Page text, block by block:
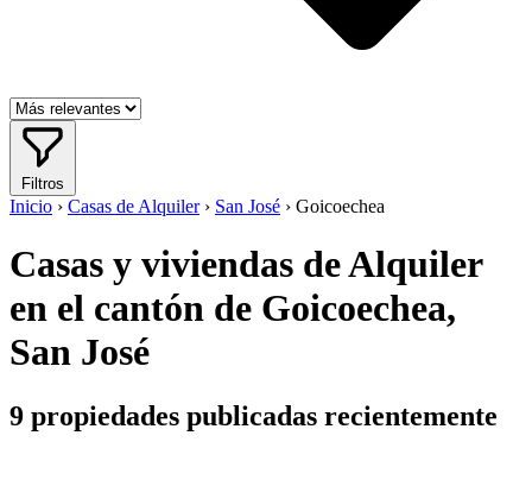
Filtros
Inicio › Casas de Alquiler › San José › Goicoechea
Casas y viviendas de Alquiler
en el cantón de Goicoechea,
San José
9 propiedades publicadas recientemente